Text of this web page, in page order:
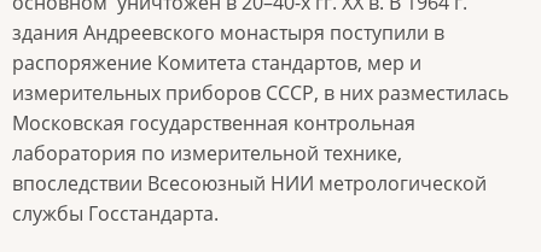
здания Андреевского монастыря поступили в
распоряжение Комитета стандартов, мер и
измерительных приборов СССР, в них разместилась
Московская государственная контрольная
лаборатория по измерительной технике,
впоследствии Всесоюзный НИИ метрологической
службы Госстандарта.